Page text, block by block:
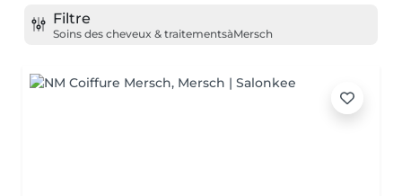
Filtre
Soins des cheveux & traitementsàMersch